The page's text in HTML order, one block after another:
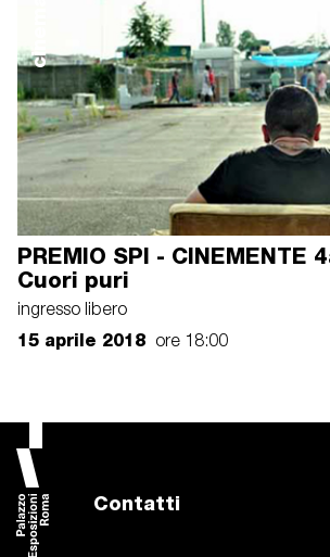
cinema
PREMIO SPI - CINEMENTE
Cuori puri
ingresso libero
15 aprile 2018 ore 18:00
Contatti